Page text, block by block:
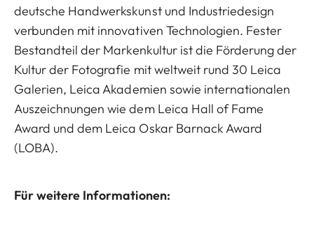
deutsche Handwerkskunst und Industriedesign
verbunden mit innovativen Technologien. Fester
Bestandteil der Markenkultur ist die Förderung der
Kultur der Fotografie mit weltweit rund 30 Leica
Galerien, Leica Akademien sowie internationalen
Auszeichnungen wie dem Leica Hall of Fame
Award und dem Leica Oskar Barnack Award
(LOBA).
Für weitere Informationen: